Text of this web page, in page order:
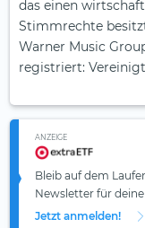
das einen
Stimmrechte
Warner Music
registriert:
ANZEIGE
Bleib auf dem
Newsletter für deine
Jetzt anmelden!